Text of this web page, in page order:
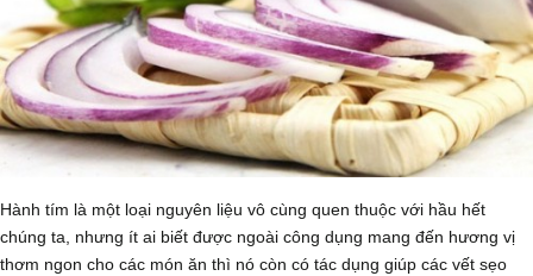
Hành tím là một loại nguyên liệu vô cùng quen thuộc với hầu hết
chúng ta, nhưng ít ai biết được ngoài công dụng mang đến hương vị
thơm ngon cho các món ăn thì nó còn có tác dụng giúp các vết sẹo